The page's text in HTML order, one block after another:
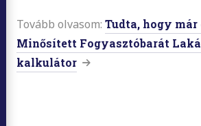
Tovább olvasom: Tudta, hogy már
Minősített Fogyasztóbarát
kalkulátor